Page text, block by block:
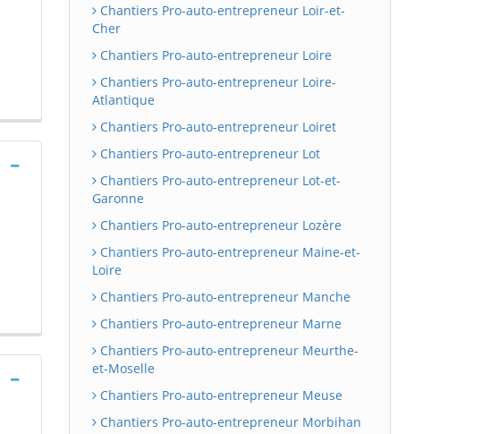
Chantiers Pro-auto-entrepreneur Loir-et-
Cher
Chantiers Pro-auto-entrepreneur Loire
Chantiers Pro-auto-entrepreneur Loire-
Atlantique
Chantiers Pro-auto-entrepreneur Loiret
Chantiers Pro-auto-entrepreneur Lot
Chantiers Pro-auto-entrepreneur Lot-et-
Garonne
Chantiers Pro-auto-entrepreneur Lozère
Chantiers Pro-auto-entrepreneur Maine-et-
Loire
Chantiers Pro-auto-entrepreneur Manche
Chantiers Pro-auto-entrepreneur Marne
Chantiers Pro-auto-entrepreneur Meurthe-
et-Moselle
Chantiers Pro-auto-entrepreneur Meuse
Chantiers Pro-auto-entrepreneur Morbihan